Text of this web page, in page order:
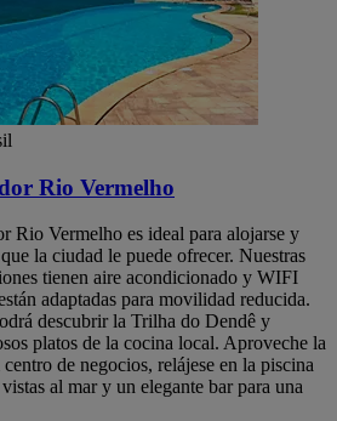
Rio Vermelho
Rio Vermelho es ideal para alojarse y
la ciudad le puede ofrecer. Nuestras
tienen aire acondicionado y WIFI
adaptadas para movilidad reducida.
descubrir la Trilha do Dendê y
platos de la cocina local. Aproveche la
de negocios, relájese en la piscina
al mar y un elegante bar para una